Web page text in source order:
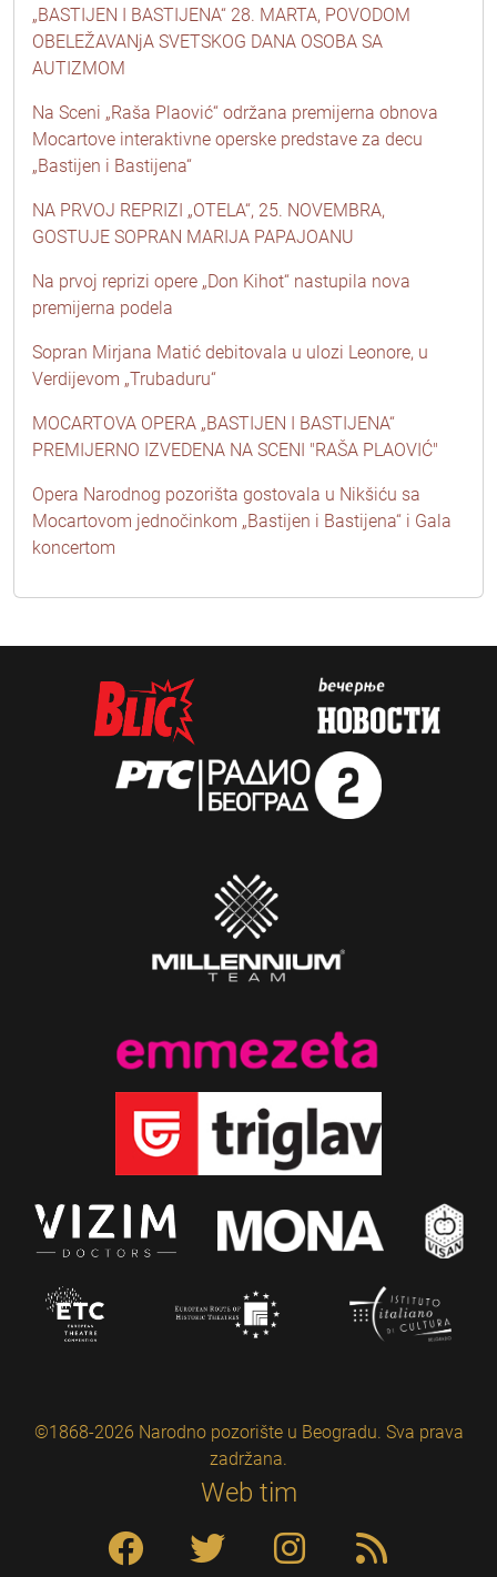
„BASTIJEN I BASTIJENA“ 28. MARTA, POVODOM
OBELEŽAVANjA SVETSKOG DANA OSOBA SA
AUTIZMOM
Na Sceni „Raša Plaović“ održana premijerna obnova
Mocartove interaktivne operske predstave za decu
„Bastijen i Bastijena“
NA PRVOJ REPRIZI „OTELA“, 25. NOVEMBRA,
GOSTUJE SOPRAN MARIJA PAPAJOANU
Na prvoj reprizi opere „Don Kihot“ nastupila nova
premijerna podela
Sopran Mirjana Matić debitovala u ulozi Leonore, u
Verdijevom „Trubaduru“
MOCARTOVA OPERA „BASTIJEN I BASTIJENA“
PREMIJERNO IZVEDENA NA SCENI "RAŠA PLAOVIĆ"
Opera Narodnog pozorišta gostovala u Nikšiću sa
Mocartovom jednočinkom „Bastijen i Bastijena“ i Gala
koncertom
©1868-2026 Narodno pozorište u Beogradu. Sva prava
zadržana.
Web tim